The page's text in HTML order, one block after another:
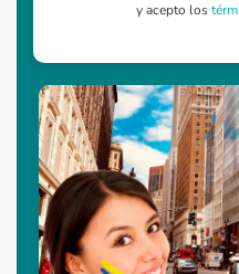
y acepto los